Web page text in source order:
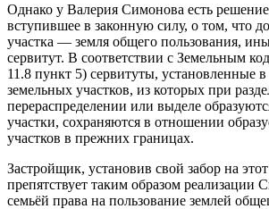
Однако у Валерия Симонова есть решение
вступившее в законную силу, о том, что
участка — земля общего пользования,
сервитут. В соответствии с Земельным
11.8 пункт 5) сервитуты, установленные
земельных участков, из которых при
перераспределении или выделе
участки, сохраняются в отношении
участков в прежних границах.
Застройщик, установив свой забор на этот
препятствует таким образом реализации
семьёй права на пользование землей